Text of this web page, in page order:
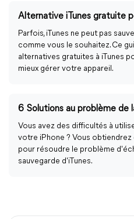
Parfois, iTunes ne peut pas
comme vous le souhaitez. Ce
alternatives gratuites à iTunes
mieux gérer votre appareil.
Vous avez des difficultés à
votre iPhone ? Vous
pour résoudre le problème
sauvegarde d'iTunes.